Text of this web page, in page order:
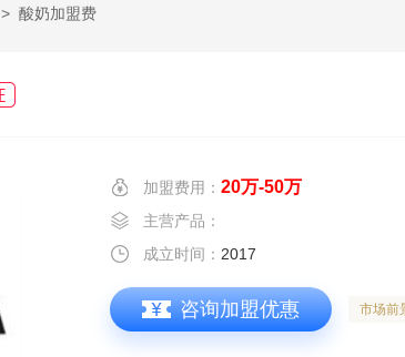
> 酸奶加盟费
加盟费用： 20万-50万
主营产品：
成立时间： 2017
咨询加盟优惠 市场前